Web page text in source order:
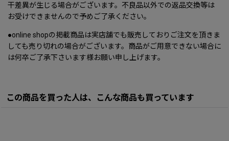
干差異が生じる場合がございます。不良品以外での返品交換等は
お受けできませんので予めご了承ください。
●online shopの掲載商品は実店舗でも販売しておりご注文を頂きま
しても売り切れの場合がございます。商品がご用意できない場合に
は何卒ご了承下さいます様お願い申し上げます。
この商品を買った人は、こんな商品も買っています